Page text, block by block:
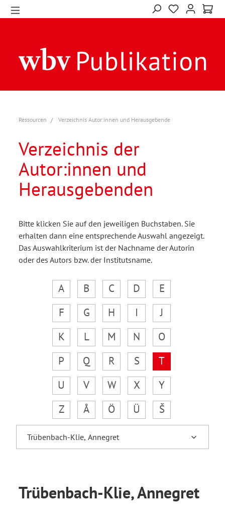
Ressourcen Verzeichnis Autor:innen und Herausgebende
Verzeichnis der
Autor:innen und
Herausgebenden
Bitte klicken Sie auf den jeweiligen Buchstaben. Sie
erhalten dann eine entsprechende Auswahl angezeigt.
Das Auswahlkriterium ist der Nachname der Autorin
oder des Autors bzw. der Institutsname.
A B C D
E
F
G H I
J
K
L M N
O
P
Q R S
T
U
V W X
Y
Z
Å Ö Ü Š
Trübenbach-Klie, Annegret